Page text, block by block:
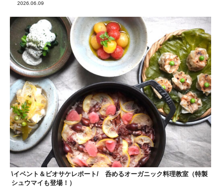
2026.06.09
\イベント＆ビオサケレポート/ 呑めるオーガニック料理教室（特製
シュウマイも登場！）